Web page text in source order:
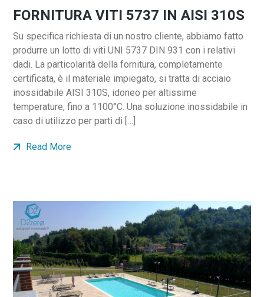
FORNITURA VITI 5737 IN AISI 310S
Su specifica richiesta di un nostro cliente, abbiamo fatto
produrre un lotto di viti UNI 5737 DIN 931 con i relativi
dadi. La particolarità della fornitura, completamente
certificata, è il materiale impiegato, si tratta di acciaio
inossidabile AISI 310S, idoneo per altissime
temperature, fino a 1100°C. Una soluzione inossidabile in
caso di utilizzo per parti di […]
Read More